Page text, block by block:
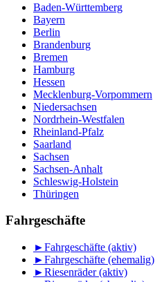
Baden-Württemberg
Bayern
Berlin
Brandenburg
Bremen
Hamburg
Hessen
Mecklenburg-Vorpommern
Niedersachsen
Nordrhein-Westfalen
Rheinland-Pfalz
Saarland
Sachsen
Sachsen-Anhalt
Schleswig-Holstein
Thüringen
Fahrgeschäfte
►Fahrgeschäfte (aktiv)
►Fahrgeschäfte (ehemalig)
►Riesenräder (aktiv)